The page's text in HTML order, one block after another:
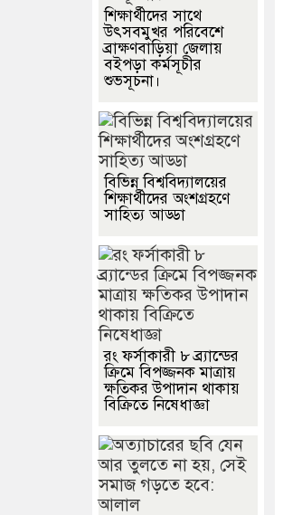
শিক্ষার্থীদের সাথে
উৎসবমুখর পরিবেশে
ব্রাক্ষণবাড়িয়া জেলায়
বইপড়া কর্মসূচীর
শুভসূচনা।
বিভিন্ন বিশ্ববিদ্যালয়ের
শিক্ষার্থীদের অংশগ্রহণে
সাহিত্য আড্ডা
রং ফর্সাকারী ৮ ব্র্যান্ডের
ক্রিমে বিপজ্জনক মাত্রায়
ক্ষতিকর উপাদান থাকায়
বিক্রিতে নিষেধাজ্ঞা